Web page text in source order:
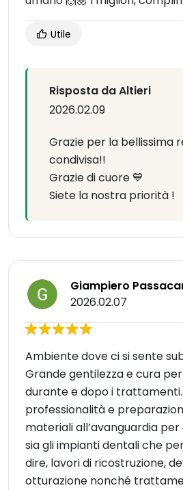
Utile
Risposta da Altieri
2026.02.09
Grazie per la bellissima
condivisa!!
Grazie di cuore 💙
Siete la nostra priorità !
Giampiero
2026.02.07
Ambiente dove ci si sente
Grande gentilezza e cura
durante e dopo i
professionalità e
materiali all’avanguardia
sia gli impianti dentali che
dire, lavori di ricostruzione,
otturazione nonché